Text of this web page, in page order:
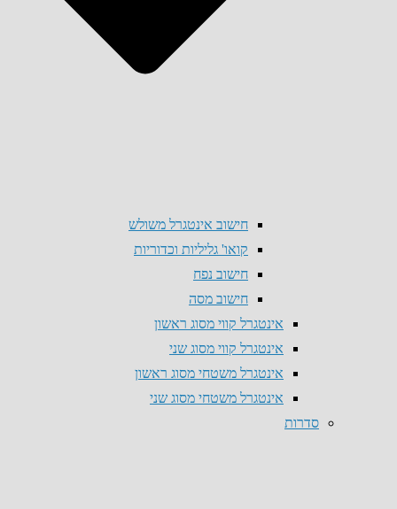
חישוב אינטגרל משולש
קואו' גליליות וכדוריות
חישוב נפח
חישוב מסה
אינטגרל קווי מסוג ראשון
אינטגרל קווי מסוג שני
אינטגרל משטחי מסוג ראשון
אינטגרל משטחי מסוג שני
סדרות